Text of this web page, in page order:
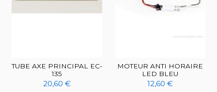
TUBE AXE PRINCIPAL EC-
135
20,60 €
MOTEUR ANTI HORAIRE
LED BLEU
12,60 €